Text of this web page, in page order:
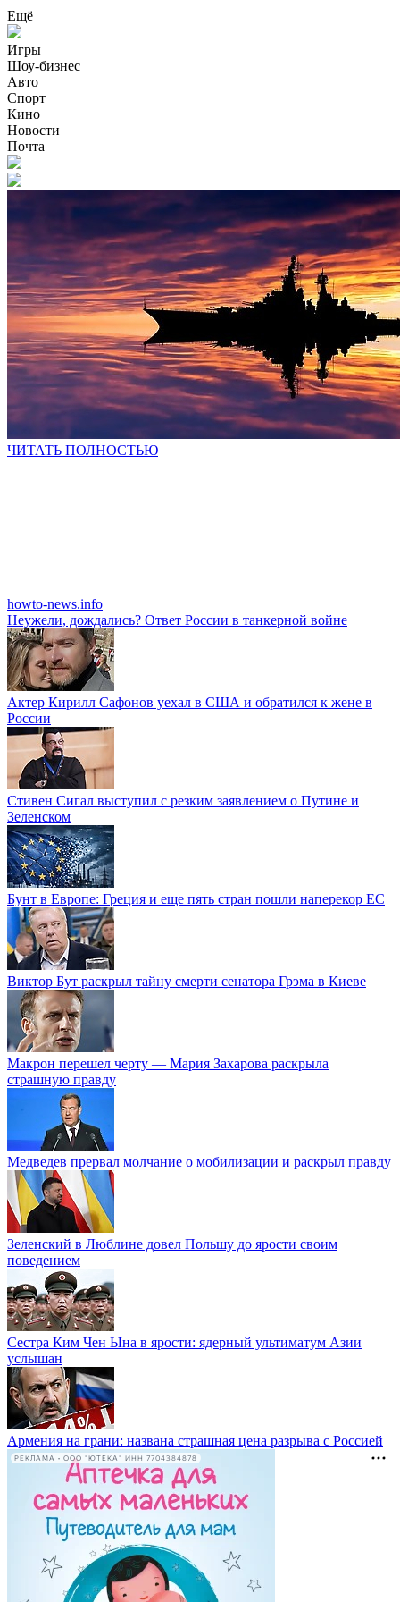
Ещё
Игры
Шоу-бизнес
Авто
Спорт
Кино
Новости
Почта
ЧИТАТЬ ПОЛНОСТЬЮ
howto-news.info
Неужели, дождались? Ответ России в танкерной войне
Актер Кирилл Сафонов уехал в США и обратился к жене в
России
Стивен Сигал выступил с резким заявлением о Путине и
Зеленском
Бунт в Европе: Греция и еще пять стран пошли наперекор ЕС
Виктор Бут раскрыл тайну смерти сенатора Грэма в Киеве
Макрон перешел черту — Мария Захарова раскрыла
страшную правду
Медведев прервал молчание о мобилизации и раскрыл правду
Зеленский в Люблине довел Польшу до ярости своим
поведением
Сестра Ким Чен Ына в ярости: ядерный ультиматум Азии
услышан
Армения на грани: названа страшная цена разрыва с Россией
РЕКЛАМА • ООО "ЮТЕКА" ИНН 7704384878